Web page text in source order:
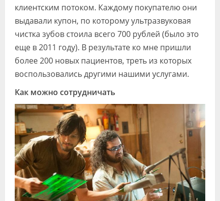
клиентским потоком. Каждому покупателю они
выдавали купон, по которому ультразвуковая
чистка зубов стоила всего 700 рублей (было это
еще в 2011 году). В результате ко мне пришли
более 200 новых пациентов, треть из которых
воспользовались другими нашими услугами.
Как можно сотрудничать